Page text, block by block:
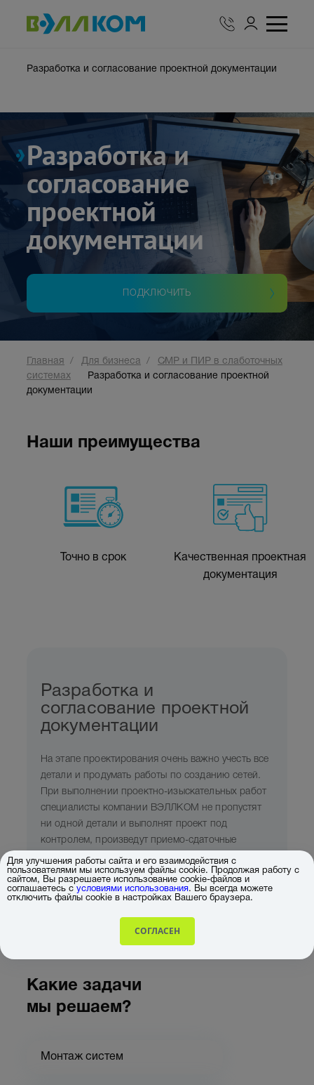
Разработка и согласование проектной документации
Разработка и
согласование
проектной
документации
ПОДКЛЮЧИТЬ
Главная Для бизнеса
СМР и ПИР в слаботочных
системах
Разработка и согласование проектной
документации
Наши преимущества
Точно в срок
Качественная проектная
документация
Разработка и
согласование проектной
документации
На этапе проектирования очень важно учесть все
детали и продумать работы по созданию сетей.
При выполнении проектно-изыскательных работ
специалисты компании ВЭЛЛКОМ не пропустят
ни одной детали и выполнят проект под
контролем, произведут приемо-сдаточные
испытания и все необходимые согласования в
регулирующих органах.
Какие задачи
мы решаем?
Монтаж систем
Для улучшения работы сайта и его взаимодействия с
пользователями мы используем файлы cookie. Продолжая работу с
сайтом, Вы разрешаете использование cookie-файлов и
соглашаетесь с условиями использования. Вы всегда можете
отключить файлы cookie в настройках Вашего браузера.
СОГЛАСЕН